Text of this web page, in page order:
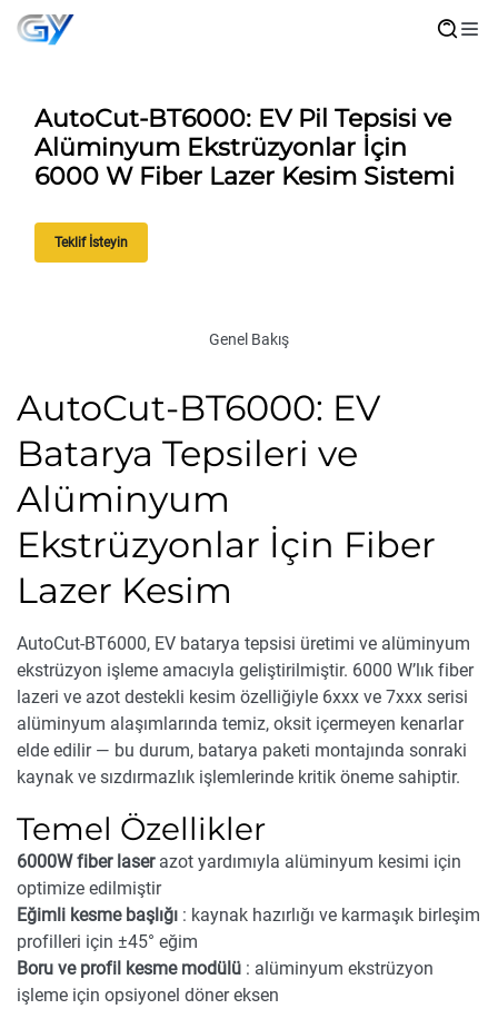
AutoCut-BT6000: EV Pil Tepsisi ve
Alüminyum Ekstrüzyonlar İçin
6000 W Fiber Lazer Kesim Sistemi
Teklif İsteyin
Genel Bakış
AutoCut-BT6000: EV
Batarya Tepsileri ve
Alüminyum
Ekstrüzyonlar İçin Fiber
Lazer Kesim
AutoCut-BT6000, EV batarya tepsisi üretimi ve alüminyum
ekstrüzyon işleme amacıyla geliştirilmiştir. 6000 W’lık fiber
lazeri ve azot destekli kesim özelliğiyle 6xxx ve 7xxx serisi
alüminyum alaşımlarında temiz, oksit içermeyen kenarlar
elde edilir — bu durum, batarya paketi montajında sonraki
kaynak ve sızdırmazlık işlemlerinde kritik öneme sahiptir.
Temel Özellikler
6000W fiber laser azot yardımıyla alüminyum kesimi için
optimize edilmiştir
Eğimli kesme başlığı : kaynak hazırlığı ve karmaşık birleşim
profilleri için ±45° eğim
Boru ve profil kesme modülü : alüminyum ekstrüzyon
işleme için opsiyonel döner eksen